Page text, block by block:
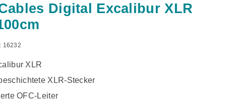
Digital Excalibur XLR
16232
XLR
XLR-Stecker
OFC-Leiter